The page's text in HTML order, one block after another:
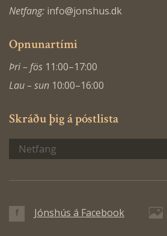
Netfang: info@jonshus.dk
Opnunartími
Þri – fös 11:00–17:00
Lau – sun 10:00–16:00
Skráðu þig á póstlista
Jónshús á Facebook